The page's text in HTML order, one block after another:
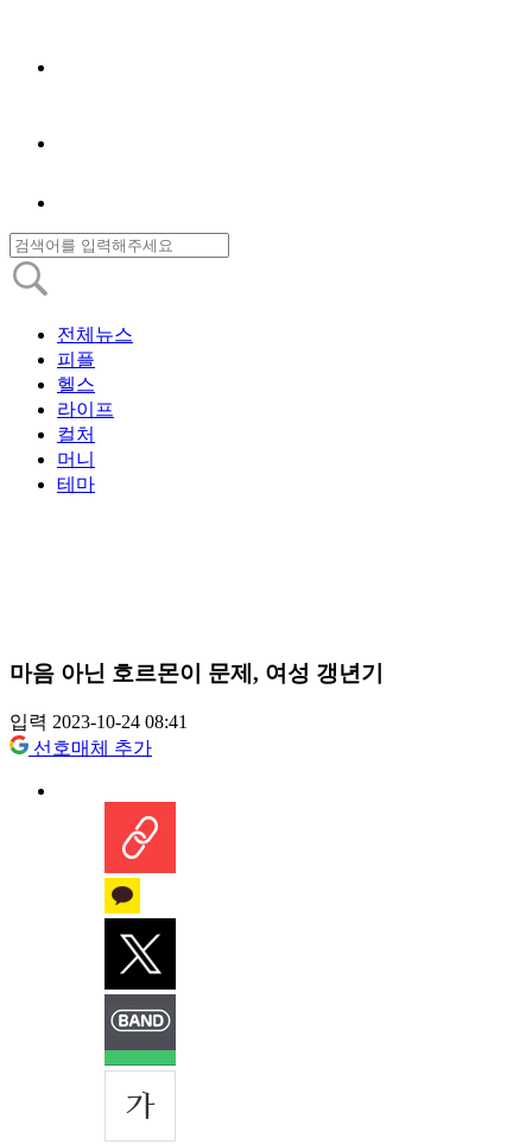
전체뉴스
피플
헬스
라이프
컬처
머니
테마
마음 아닌 호르몬이 문제, 여성 갱년기
입력 2023-10-24 08:41
선호매체 추가